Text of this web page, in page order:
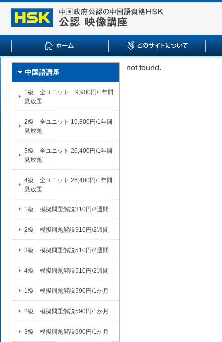
中国語講座
1級 全ユニット 9,900円/1年間
見放題
2級 全ユニット 19,800円/1年間
見放題
3級 全ユニット 26,400円/1年間
見放題
4級 全ユニット 26,400円/1年間
見放題
1級 模擬問題解説310円/2週間
2級 模擬問題解説310円/2週間
3級 模擬問題解説510円/2週間
4級 模擬問題解説510円/2週間
1級 模擬問題解説590円/1か月
2級 模擬問題解説590円/1か月
3級 模擬問題解説990円/1か月
not found.